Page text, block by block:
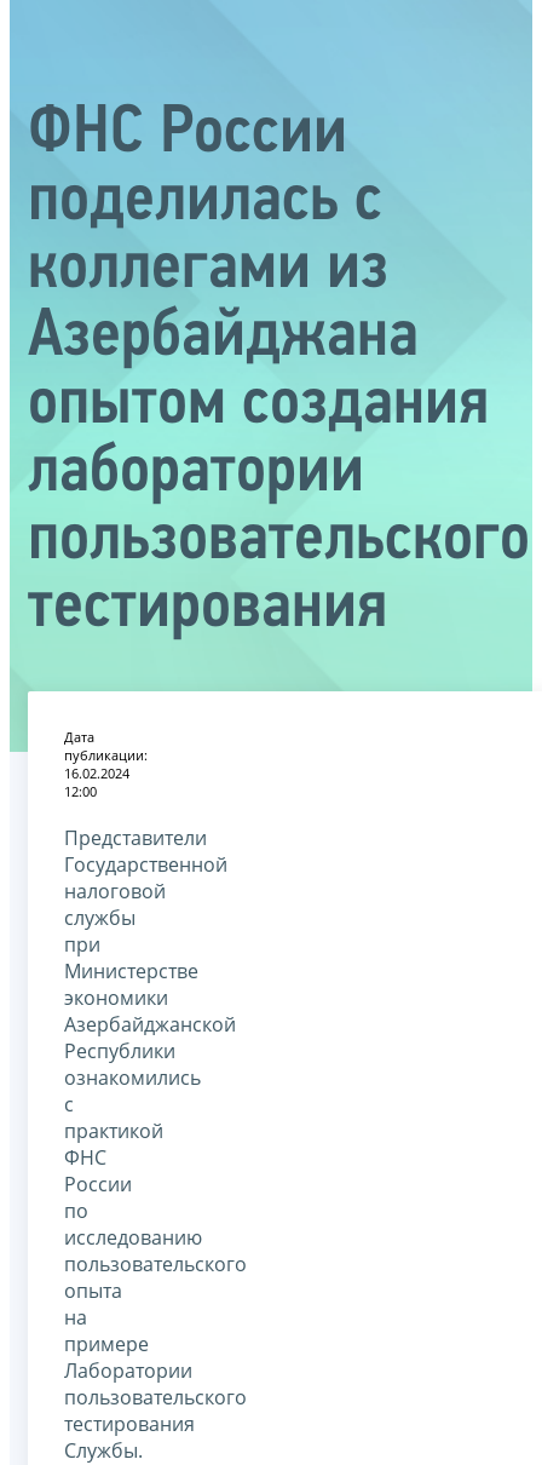
ФНС России
поделилась с
коллегами из
Азербайджана
опытом создания
лаборатории
пользовательского
тестирования
Дата
публикации:
16.02.2024
12:00
Представители
Государственной
налоговой
службы
при
Министерстве
экономики
Азербайджанской
Республики
ознакомились
с
практикой
ФНС
России
по
исследованию
пользовательского
опыта
на
примере
Лаборатории
пользовательского
тестирования
Службы.